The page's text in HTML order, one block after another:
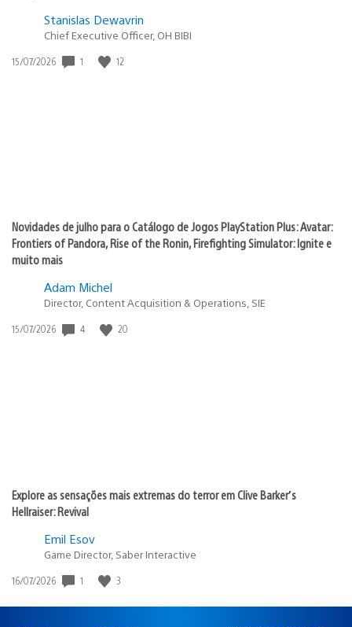
Stanislas Dewavrin
Chief Executive Officer, OH BIBI
Data
15/07/2026 1 12
Novidades de julho para o Catálogo de Jogos PlayStation Plus: Avatar:
Frontiers of Pandora, Rise of the Ronin, Firefighting Simulator: Ignite e
muito mais
Adam Michel
Director, Content Acquisition & Operations, SIE
Data
15/07/2026 4 20
Explore as sensações mais extremas do terror em Clive Barker’s
Hellraiser: Revival
Emil Esov
Game Director, Saber Interactive
Data
publicação:
16/07/2026 1 3